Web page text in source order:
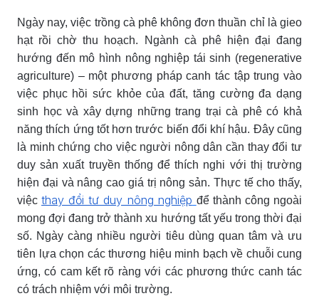
Ngày nay, việc trồng cà phê không đơn thuần chỉ là gieo
hạt rồi chờ thu hoạch. Ngành cà phê hiện đại đang
hướng đến mô hình nông nghiệp tái sinh (regenerative
agriculture) – một phương pháp canh tác tập trung vào
việc phục hồi sức khỏe của đất, tăng cường đa dạng
sinh học và xây dựng những trang trại cà phê có khả
năng thích ứng tốt hơn trước biến đổi khí hậu. Đây cũng
là minh chứng cho việc người nông dân cần thay đổi tư
duy sản xuất truyền thống để thích nghi với thị trường
hiện đại và nâng cao giá trị nông sản. Thực tế cho thấy,
việcthay đổi tư duy nông nghiệp để thành công ngoài
mong đợi đang trở thành xu hướng tất yếu trong thời đại
số. Ngày càng nhiều người tiêu dùng quan tâm và ưu
tiên lựa chọn các thương hiệu minh bạch về chuỗi cung
ứng, có cam kết rõ ràng với các phương thức canh tác
có trách nhiệm với môi trường.